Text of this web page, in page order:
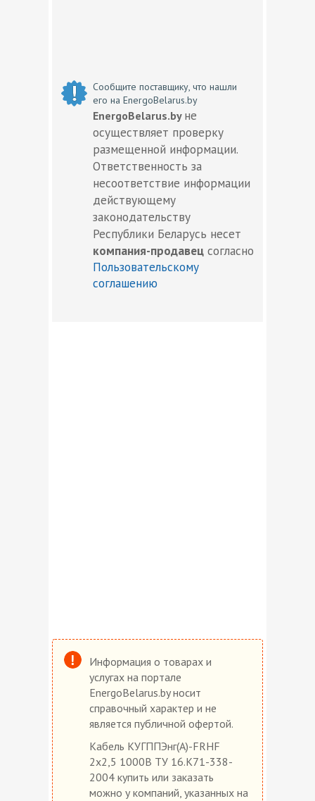
Сообщите поставщику, что нашли
его на EnergoBelarus.by
EnergoBelarus.by не
осуществляет проверку
размещенной информации.
Ответственность за
несоответствие информации
действующему
законодательству
Республики Беларусь несет
компания-продавец согласно
Пользовательскому
соглашению
Информация о товарах и
услугах на портале
EnergoBelarus.by носит
справочный характер и не
является публичной офертой.
Кабель КУГППЭнг(А)-FRHF
2х2,5 1000В ТУ 16.К71-338-
2004 купить или заказать
можно у компаний, указанных на